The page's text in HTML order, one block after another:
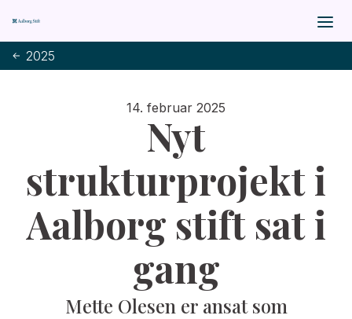
2025
14. februar 2025
Nyt
strukturprojekt i
Aalborg stift sat i
gang
Mette Olesen er ansat som